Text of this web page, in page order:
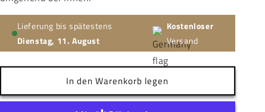
Lieferung bis spätestens
Dienstag, 11. August
Kostenloser
Versand
In den Warenkorb legen